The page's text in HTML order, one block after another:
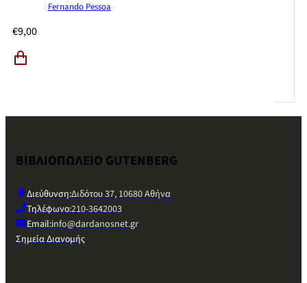
Fernando Pessoa
€9,00
ΒΙΒΛΙΟΠΩΛΕΙΟ GUTENBERG
Διεύθυνση:Διδότου 37, 10680 Αθήνα
Τηλέφωνο:210-3642003
Email:info@dardanosnet.gr
Σημεία Διανομής